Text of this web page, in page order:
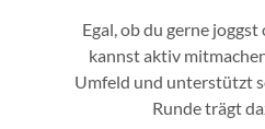
Egal, ob du gerne
kannst aktiv
Umfeld und unterstützt
Runde trägt